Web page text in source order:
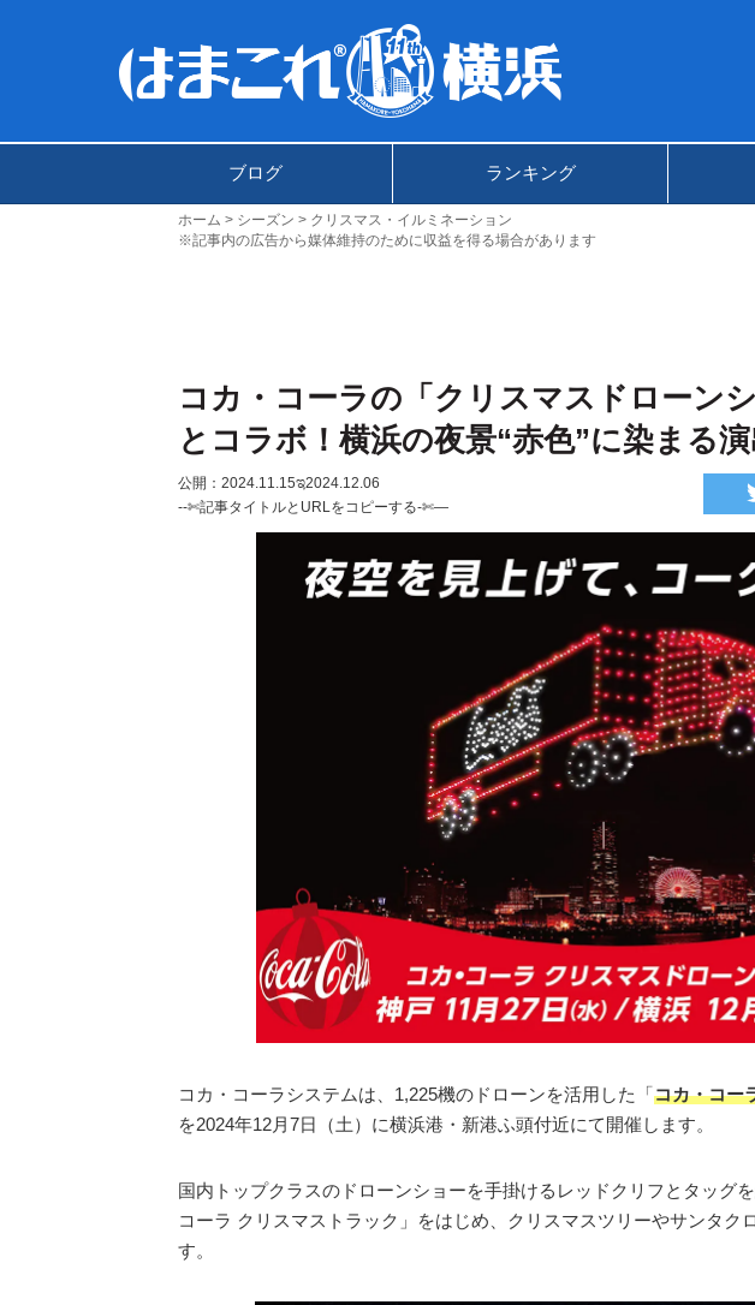
ブログ ランキング
ホーム シーズン
クリスマス・イルミネーション
※記事内の広告から媒体維持のために収益を得る場合があります
コカ・コーラの「クリスマスドローン
とコラボ！横浜の夜景“赤色”に染まる演
公開：2024.11.15ಇ2024.12.06
--✄記事タイトルとURLをコピーする-✄—
コカ・コーラシステムは、1,225機のドローンを活用した「コカ・コー
を2024年12月7日（土）に横浜港・新港ふ頭付近にて開催します。
国内トップクラスのドローンショーを手掛けるレッドクリフとタッグ
コーラ クリスマストラック」をはじめ、クリスマスツリーやサンタク
す。